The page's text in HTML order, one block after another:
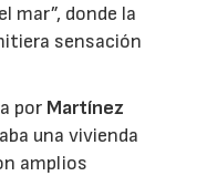
mar”, donde la
sensación
por Martínez
una vivienda
amplios